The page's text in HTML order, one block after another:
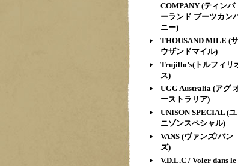
COMPANY (ティンバ
ーランド ブーツカン
ニー)
THOUSAND MILE (サ
ウザンドマイル)
Trujillo’s(トルフィリ
ス)
UGG Australia (アグ
ーストラリア)
UNISON SPECIAL (ユ
ニゾンスペシャル)
VANS (ヴァンズ/バン
ズ)
V.D.L.C / Voler dans le